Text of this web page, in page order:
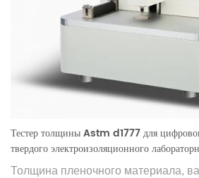
Тестер толщины Astm d1777 для
твердого электроизоляционного
измерения толщины циферблата
Толщина пленочного материала,